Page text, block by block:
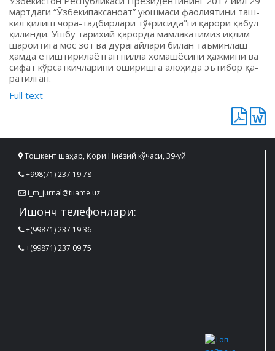
мартдаги “Ўзбекипаксаноат” уюшмаси фаолиятини таш-
кил қилиш чора-тадбирлари тўғрисида"ги қарори қабул
қилинди. Ушбу тарихий қарорда мамлакатимиз иқлим
шароитига мос зот ва дурагайлари билан таъминлаш
ҳамда етиштирилаётган пилла хомашёсини ҳажмини ва
сифат кўрсаткичларини оширишга алоҳида эътибор қа-
ратилган.
Full text
Тошкент шаҳар, Қори Ниёзий кўчаси, 39-уй
+998(71) 237 19 78
i_m_jurnal@tiiame.uz
Ишонч телефонлари:
+(99871) 237 19 36
+(99871) 237 09 75